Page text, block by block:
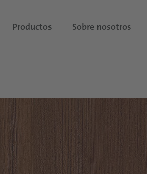
Productos Sobre nosotros